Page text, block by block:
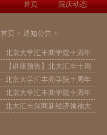
首页 院庆动态
首页 > 通知公告 >
· 北京大学汇丰商学院十周年
· 【讲座预告】北大汇丰十周
· 北京大学汇丰商学院十周年
· 北京大学汇丰商学院十周年
· 北大汇丰深商新经济领袖大